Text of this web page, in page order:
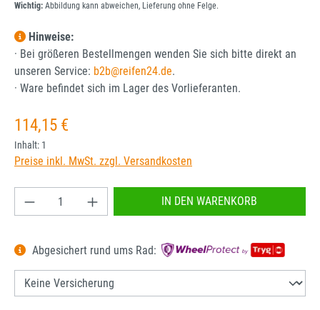
Wichtig: Abbildung kann abweichen, Lieferung ohne Felge.
Hinweise:
· Bei größeren Bestellmengen wenden Sie sich bitte direkt an
unseren Service: b2b@reifen24.de.
· Ware befindet sich im Lager des Vorlieferanten.
Regulärer Preis:
114,15 €
Inhalt: 1
Preise inkl. MwSt. zzgl. Versandkosten
Produkt Anzahl: Gib den gewünschten Wert
IN DEN WARENKORB
Abgesichert rund ums Rad: